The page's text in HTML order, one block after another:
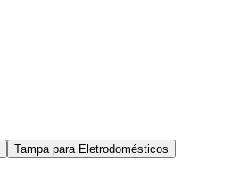
Tampa para Eletrodomésticos